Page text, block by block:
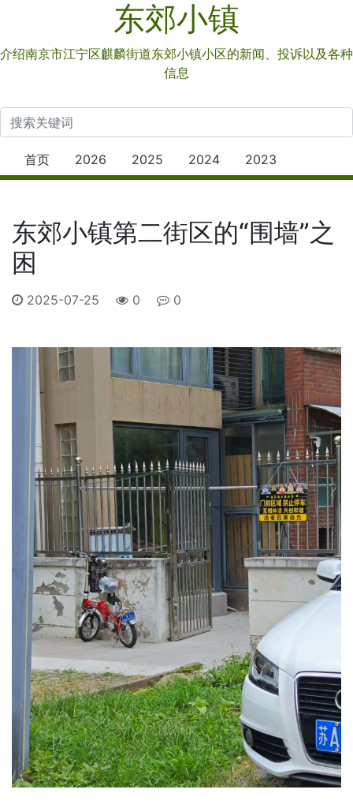
东郊小镇
介绍南京市江宁区麒麟街道东郊小镇小区的新闻、投诉以及各种
信息
首页 2026 2025 2024 2023
东郊小镇第二街区的“围墙”之
困
2025-07-25 0 0